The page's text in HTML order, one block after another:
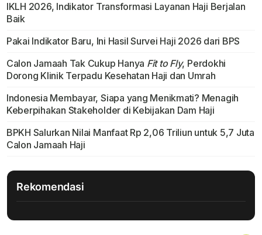
IKLH 2026, Indikator Transformasi Layanan Haji Berjalan
Baik
Pakai Indikator Baru, Ini Hasil Survei Haji 2026 dari BPS
Calon Jamaah Tak Cukup Hanya Fit to Fly, Perdokhi
Dorong Klinik Terpadu Kesehatan Haji dan Umrah
Indonesia Membayar, Siapa yang Menikmati? Menagih
Keberpihakan Stakeholder di Kebijakan Dam Haji
BPKH Salurkan Nilai Manfaat Rp 2,06 Triliun untuk 5,7 Juta
Calon Jamaah Haji
Rekomendasi